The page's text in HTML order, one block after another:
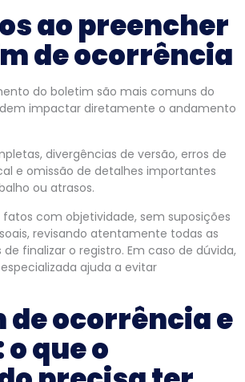
ao preencher
de ocorrência
do boletim são mais comuns do
impactar diretamente o andamento
divergências de versão, erros de
e omissão de detalhes importantes
ou atrasos.
fatos com objetividade, sem suposições
revisando atentamente todas as
finalizar o registro. Em caso de dúvida,
ajuda a evitar
de ocorrência e
que o